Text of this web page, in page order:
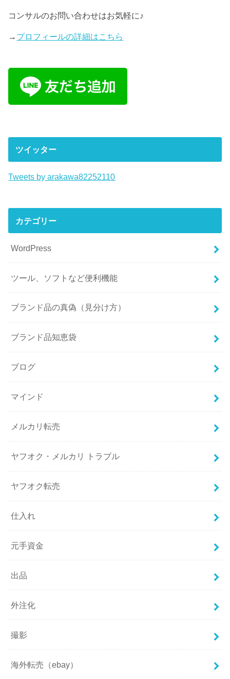
コンサルのお問い合わせはお気軽に♪
→ プロフィールの詳細はこちら
ツイッター
Tweets by arakawa82252110
カテゴリー
WordPress
ツール、ソフトなど便利機能
ブランド品の真偽（見分け方）
ブランド品知恵袋
ブログ
マインド
メルカリ転売
ヤフオク・メルカリ トラブル
ヤフオク転売
仕入れ
元手資金
出品
外注化
撮影
海外転売（ebay）